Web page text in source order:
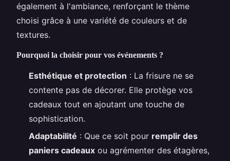
également à l'ambiance, renforçant le thème
choisi grâce à une variété de couleurs et de
textures.
Pourquoi la choisir pour vos événements ?
Esthétique et protection : La frisure ne se
contente pas de décorer. Elle protège vos
cadeaux tout en ajoutant une touche de
sophistication.
Adaptabilité : Que ce soit pour remplir des
paniers cadeaux ou agrémenter des étagères,